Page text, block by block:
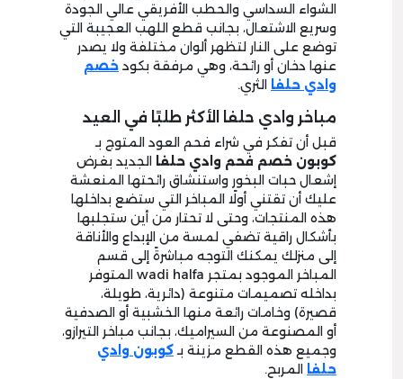
الشواء السداسي والحطب الأفريقي عالي الجودة
وسريع الاشتعال، بجانب قطع اللهب العجيبة التي
توضع على النار لتظهر ألوان مختلفة ولا يصدر
عنها دخان أو رائحة، وهي مرفقة بكود خصم
وادي حلفا الثري.
مباخر وادي حلفا الأكثر طلبًا في العيد
قبل أن تفكر في شراء فحم العود المتوج بـ
كوبون خصم فحم وادي حلفا الجديد بغرض
إشعال حبات البخور واستنشاق رائحتها المنعشة
عليك أن تقتني أولًا المباخر التي ستضع بداخلها
هذه المنتجات، وحتى لا تحتار من أين ستجلبها
بأشكال راقية تضفي لمسة من الإبداع والأناقة
إلى منزلك يمكنك التوجه مباشرةً إلى قسم
المباخر الموجود بمتجر wadi halfa المتوفر
بداخله تصميمات متنوعة (دائرية، طويلة،
قصيرة) وخامات رائعة منها الخشبية أو الصدفية
أو المصنوعة من السيراميك، بجانب مباخر التيرازو،
وجميع هذه القطع مزينة بـكوبون وادي
حلفا المربح.